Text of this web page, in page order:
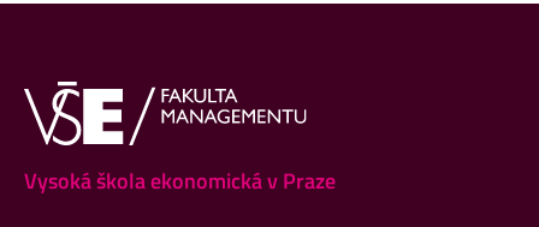
Vysoká škola ekonomická v Praze